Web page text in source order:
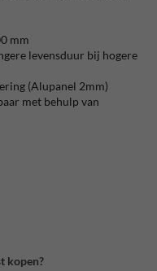
mm
levensduur bij hogere
(Alupanel 2mm)
met behulp van
kopen?